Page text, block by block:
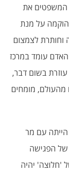
המשפטים את
על מנת
וחותרת לצמצום
האדם עומד במרכז
בשום דבר,
מהעולם, מומחים
עם מר
של הפגישה
'חלוצה' יהיה